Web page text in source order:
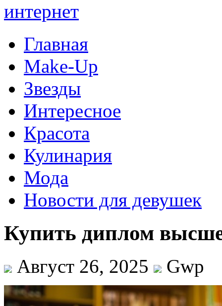
Главная
Make-Up
Звезды
Интересное
Красота
Кулинария
Мода
Новости для девушек
Купить диплом
Август 26, 2025 Gwp